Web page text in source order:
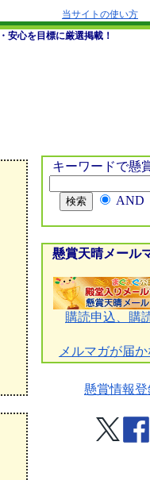
当サイトの使い方
安心を目標に厳選掲載！
キーワードで懸
AND
懸賞天晴メール
購読申込、購
メルマガが届
懸賞情報登